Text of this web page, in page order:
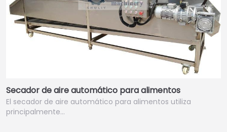
Secador de aire automático para alimentos
El secador de aire automático para alimentos utiliza
principalmente…